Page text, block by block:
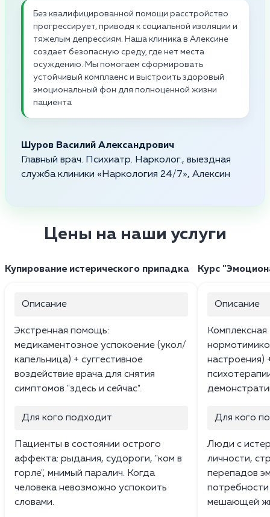
Без квалифицированной помощи расстройство
прогрессирует, приводя к социальной изоляции и
тяжелым депрессиям. Наша клиника в Алексине
создает безопасную среду, где нет места
осуждению. Мы помогаем сформировать
устойчивый комплаенс и выстроить здоровый
эмоциональный фон для полноценной жизни
пациента
Шуров Василий Александрович
Главный врач. Психиатр. Нарколог., выездная
служба клиники «Наркология 24/7», Алексин
Цены на наши услуги
Купирование истерического припадка
Описание
Экстренная помощь:
медикаментозное успокоение (укол/
капельница) + суггестивное
воздействие врача для снятия
симптомов "здесь и сейчас".
Для кого подходит
Пациенты в состоянии острого
аффекта: рыдания, судороги, "ком в
горле", мнимый паралич. Когда
человека невозможно успокоить
словами.
Курс
Описание
настроения)
Для кого
Люди с
личности,
перепадов
мешающей